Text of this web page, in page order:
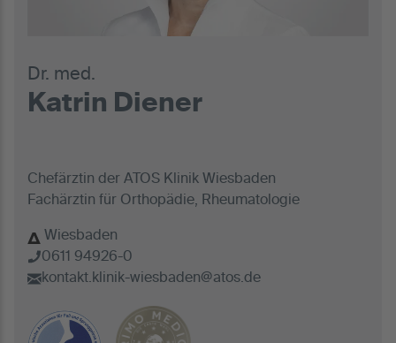
Dr. med.
Katrin Diener
Chefärztin der ATOS Klinik Wiesbaden
Fachärztin für Orthopädie, Rheumatologie
Wiesbaden
0611 94926-0
kontakt.klinik-wiesbaden@atos.de